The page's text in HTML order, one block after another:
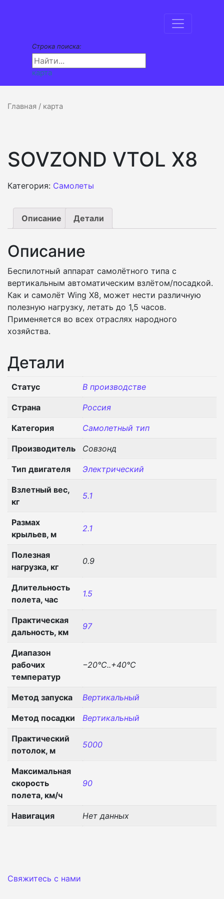
Строка поиска:
карта
Главная / карта
SOVZOND VTOL X8
Категория: Самолеты
Описание Детали
Описание
Беспилотный аппарат самолётного типа с
вертикальным автоматическим взлётом/посадкой.
Как и самолёт Wing X8, может нести различную
полезную нагрузку, летать до 1,5 часов.
Применяется во всех отраслях народного
хозяйства.
Детали
Статус В производстве
Страна Россия
Категория Самолетный тип
Производитель Совзонд
Тип двигателя Электрический
Взлетный вес,
кг
5.1
Размах
крыльев, м
2.1
Полезная
нагрузка, кг
0.9
Длительность
полета, час
1.5
Практическая
дальность, км
97
Диапазон
рабочих
температур
−20°С..+40°С
Метод запуска Вертикальный
Метод посадки Вертикальный
Практический
потолок, м
5000
Максимальная
скорость
полета, км/ч
90
Навигация Нет данных
Свяжитесь с нами